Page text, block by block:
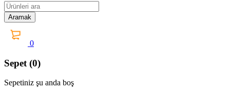
0
Sepet (0)
Sepetiniz şu anda boş